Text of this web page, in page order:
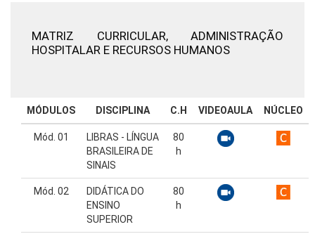
MATRIZ CURRICULAR, ADMINISTRAÇÃO
HOSPITALAR E RECURSOS HUMANOS
MÓDULOS DISCIPLINA C.H VIDEOAULA NÚCLEO
Mód. 01
LIBRAS - LÍNGUA
BRASILEIRA DE
SINAIS
80
h
Mód. 02
DIDÁTICA DO
ENSINO
SUPERIOR
80
h